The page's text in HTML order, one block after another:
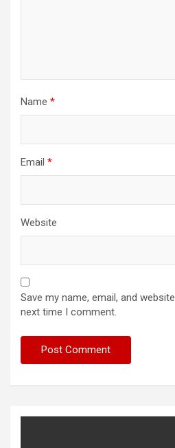
Name *
Email *
Website
Save my name, email, and
next time I comment.